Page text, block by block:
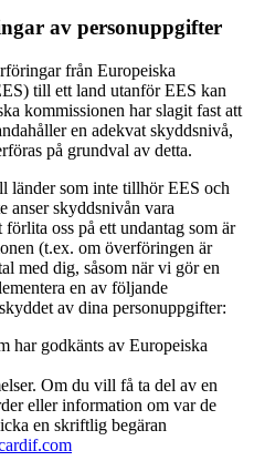
av personuppgifter
från Europeiska
till ett land utanför EES kan
kommissionen har slagit fast att
en adekvat skyddsnivå,
på grundval av detta.
länder som inte tillhör EES och
anser skyddsnivån vara
oss på ett undantag som är
(t.ex. om överföringen är
med dig, såsom när vi gör en
en av följande
av dina personuppgifter:
har godkänts av Europeiska
Om du vill få ta del av en
eller information om var de
en skriftlig begäran